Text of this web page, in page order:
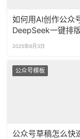
如何用AI创作公众
DeepSeek一键排
2025年6月3日
公众号模板
公众号草稿怎么快